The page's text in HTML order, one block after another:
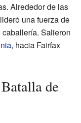
Alrededor de las
una fuerza de
Salieron
, hacia Fairfax
de